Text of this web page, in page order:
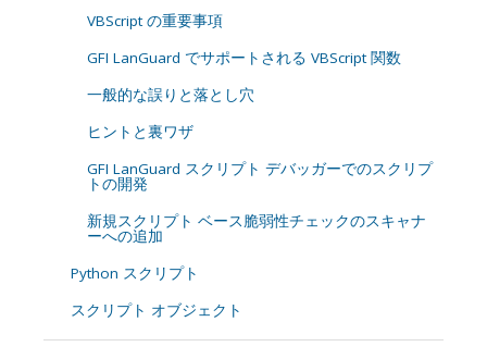
VBScript の重要事項
GFI LanGuard でサポートされる VBScript 関数
一般的な誤りと落とし穴
ヒントと裏ワザ
GFI LanGuard スクリプト デバッガーでのスクリプ
トの開発
新規スクリプト ベース脆弱性チェックのスキャナ
ーへの追加
Python スクリプト
スクリプト オブジェクト